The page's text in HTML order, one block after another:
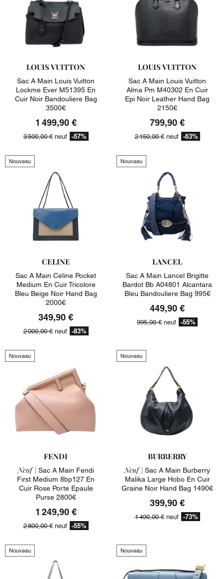
LOUIS VUITTON
Sac A Main Louis Vuitton
Lockme Ever M51395 En
Cuir Noir Bandouliere Bag
3500€
1 499,90 €
3 500,00 €neuf -57%
LOUIS VUITTON
Sac A Main Louis Vuitton
Alma Pm M40302 En Cuir
Epi Noir Leather Hand Bag
2150€
799,90 €
2 150,00 €neuf -63%
Nouveau
CELINE
Sac A Main Celine Pocket
Medium En Cuir Tricolore
Bleu Beige Noir Hand Bag
2000€
349,90 €
2 000,00 €neuf -83%
Nouveau
LANCEL
Sac A Main Lancel Brigitte
Bardot Bb A04801 Alcantara
Bleu Bandouliere Bag 995€
449,90 €
995,00 € neuf -55%
Nouveau
FENDI
Neuf | Sac A Main Fendi
First Medium 8bp127 En
Cuir Rose Porte Epaule
Purse 2800€
1 249,90 €
2 800,00 €neuf -55%
Nouveau
BURBERRY
Neuf | Sac A Main Burberry
Malika Large Hobo En Cuir
Graine Noir Hand Bag 1490€
399,90 €
1 490,00 €neuf -73%
Nouveau Nouveau